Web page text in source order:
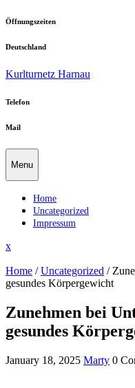
Skip
content
Öffnungszeiten
Deutschland
Kurlturnetz Harnau
Telefon
Mail
Menu
Home
Uncategorized
Impressum
xClose
Home /Uncategorized /
gesundes Körpergewicht
Zunehmen bei
gesundes
January 18, 2025 Marty 0